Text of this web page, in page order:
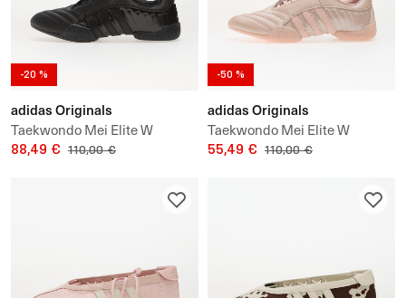
-20 %
adidas Originals
Taekwondo Mei Elite W
88,49 € 110,00 €
-50 %
adidas Originals
Taekwondo Mei Elite W
55,49 € 110,00 €